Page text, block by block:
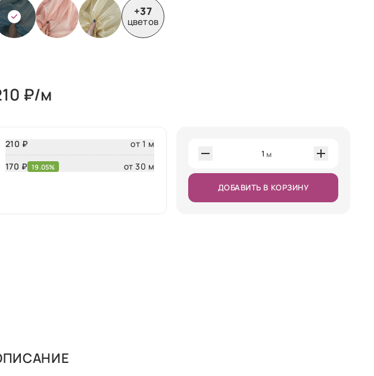
+37
цветов
₽/м
210 ₽
от 1 м
170 ₽ 19.05% от 30 м
1 м
ДОБАВИТЬ В КОРЗИНУ